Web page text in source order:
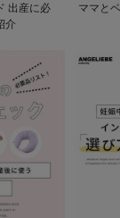
出産に必
介
ママと